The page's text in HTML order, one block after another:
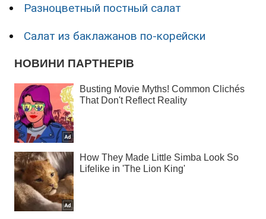
Разноцветный постный салат
Салат из баклажанов по-корейски